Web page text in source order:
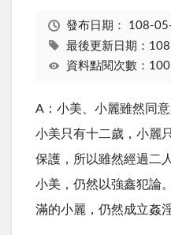
發布日期： 108-
最後更新日期：
資料點閱次數：
A：小美、小麗雖然同
小美只有十二歲，小麗
保護，所以雖然經過二
小美，仍然以強鑫犯論
滿的小麗，仍然成立姦